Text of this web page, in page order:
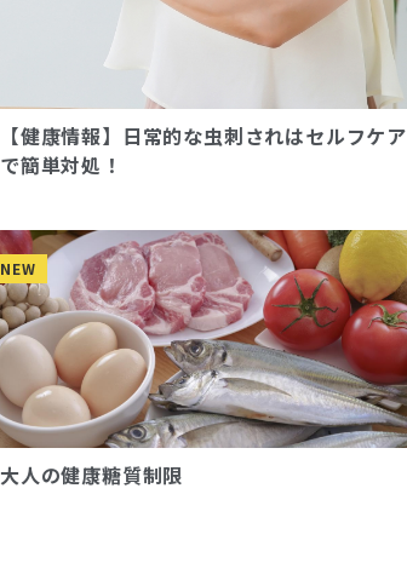
【健康情報】日常的な虫刺されはセルフケア
で簡単対処！
NEW
大人の健康糖質制限